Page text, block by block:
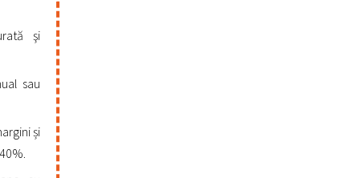
şi
sau
și